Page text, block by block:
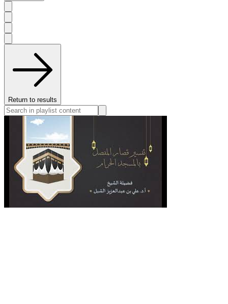
Return to results